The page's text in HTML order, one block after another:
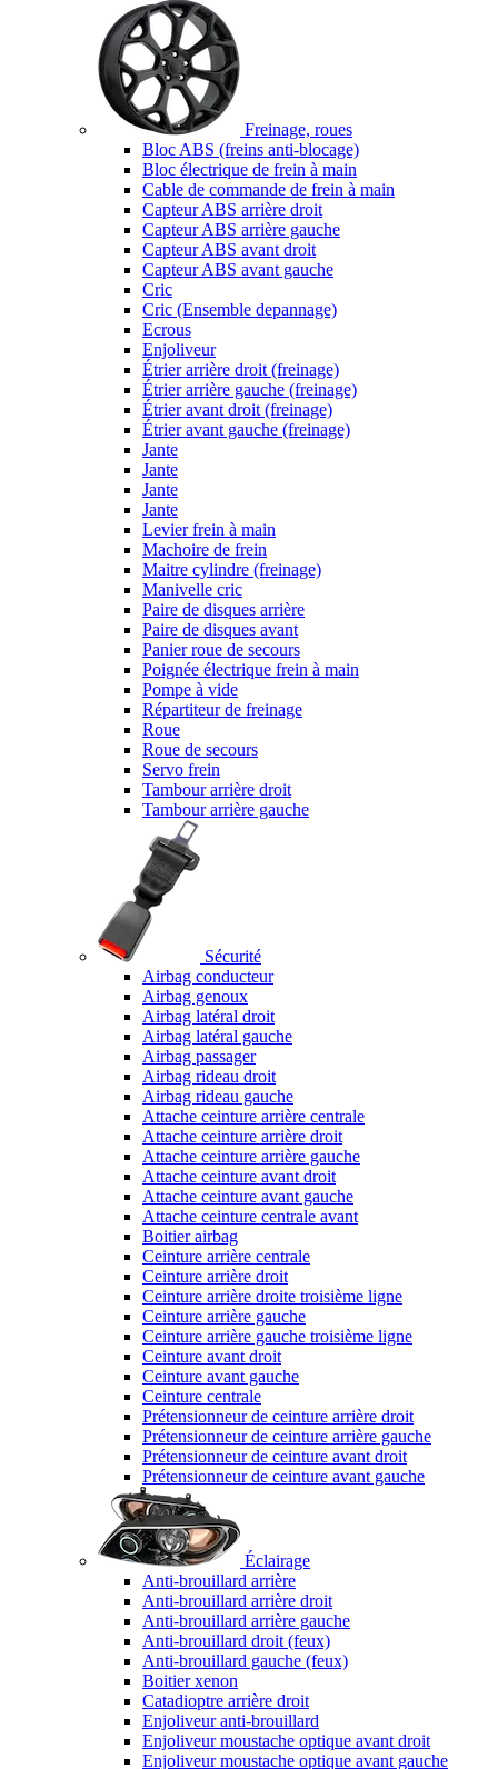
Freinage, roues
Bloc ABS (freins anti-blocage)
Bloc électrique de frein à main
Cable de commande de frein à main
Capteur ABS arrière droit
Capteur ABS arrière gauche
Capteur ABS avant droit
Capteur ABS avant gauche
Cric
Cric (Ensemble depannage)
Ecrous
Enjoliveur
Étrier arrière droit (freinage)
Étrier arrière gauche (freinage)
Étrier avant droit (freinage)
Étrier avant gauche (freinage)
Jante
Jante
Jante
Jante
Levier frein à main
Machoire de frein
Maitre cylindre (freinage)
Manivelle cric
Paire de disques arrière
Paire de disques avant
Panier roue de secours
Poignée électrique frein à main
Pompe à vide
Répartiteur de freinage
Roue
Roue de secours
Servo frein
Tambour arrière droit
Tambour arrière gauche
Sécurité
Airbag conducteur
Airbag genoux
Airbag latéral droit
Airbag latéral gauche
Airbag passager
Airbag rideau droit
Airbag rideau gauche
Attache ceinture arrière centrale
Attache ceinture arrière droit
Attache ceinture arrière gauche
Attache ceinture avant droit
Attache ceinture avant gauche
Attache ceinture centrale avant
Boitier airbag
Ceinture arrière centrale
Ceinture arrière droit
Ceinture arrière droite troisième ligne
Ceinture arrière gauche
Ceinture arrière gauche troisième ligne
Ceinture avant droit
Ceinture avant gauche
Ceinture centrale
Prétensionneur de ceinture arrière droit
Prétensionneur de ceinture arrière gauche
Prétensionneur de ceinture avant droit
Prétensionneur de ceinture avant gauche
Éclairage
Anti-brouillard arrière
Anti-brouillard arrière droit
Anti-brouillard arrière gauche
Anti-brouillard droit (feux)
Anti-brouillard gauche (feux)
Boitier xenon
Catadioptre arrière droit
Enjoliveur anti-brouillard
Enjoliveur moustache optique avant droit
Enjoliveur moustache optique avant gauche